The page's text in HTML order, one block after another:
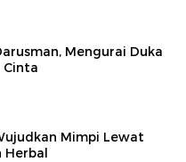
Mengurai Duka
Cinta
Mimpi Lewat
Herbal